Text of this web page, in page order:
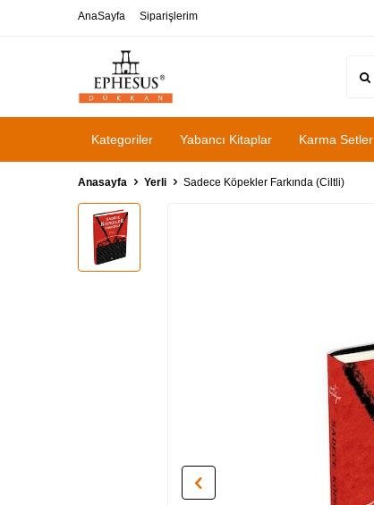
AnaSayfa Siparişlerim
Kategoriler Yabancı Kitaplar Karma Setler
Anasayfa Yerli Sadece Köpekler Farkında (Ciltli)